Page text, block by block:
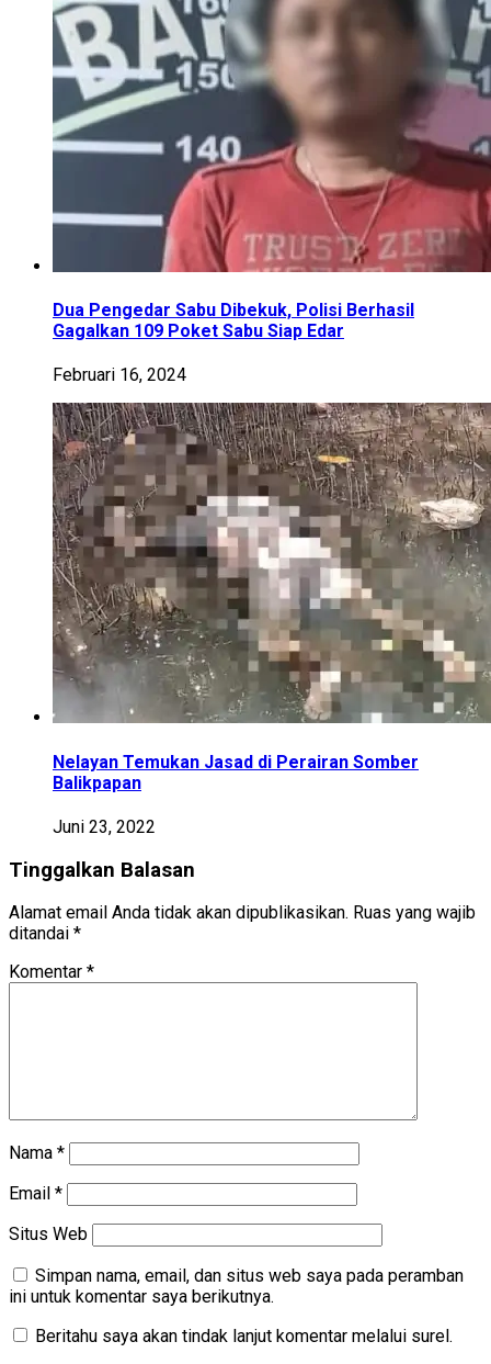
Dua Pengedar Sabu Dibekuk, Polisi Berhasil
Gagalkan 109 Poket Sabu Siap Edar
Februari 16, 2024
Nelayan Temukan Jasad di Perairan Somber
Balikpapan
Juni 23, 2022
Tinggalkan Balasan
Alamat email Anda tidak akan dipublikasikan. Ruas yang wajib
ditandai *
Komentar *
Nama *
Email *
Situs Web
Simpan nama, email, dan situs web saya pada peramban
ini untuk komentar saya berikutnya.
Beritahu saya akan tindak lanjut komentar melalui surel.